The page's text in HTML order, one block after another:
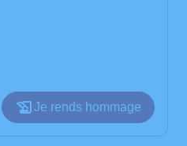
Je rends hommage